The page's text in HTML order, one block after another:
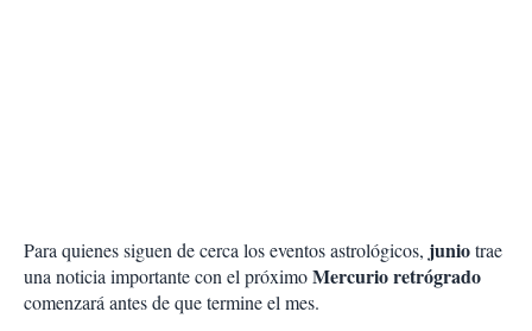
Para quienes siguen de cerca los eventos astrológicos, juniotrae
una noticia importante con el próximoMercurio retrógrado
comenzará antes de que termine el mes.